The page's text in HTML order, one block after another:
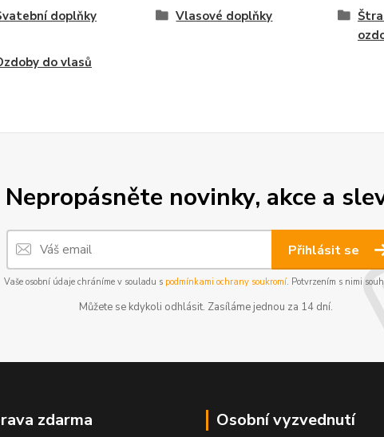
doplňky Vlasové doplňky
do vlasů
Nepropásněte novinky, akce a
Přihlásit se
Vaše osobní údaje chráníme v souladu s podmínkami ochrany soukromí. Potvrzením s nimi
Můžete se kdykoli odhlásit. Zasíláme jednou za 14 dní.
zdarma Osobní vyzvednutí